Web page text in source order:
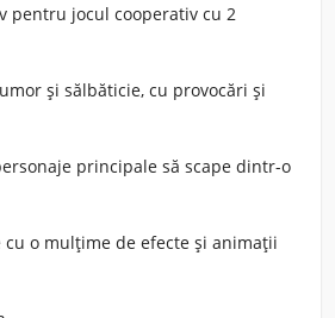
pentru jocul cooperativ cu 2
și sălbăticie, cu provocări și
principale să scape dintr-o
o mulțime de efecte și animații